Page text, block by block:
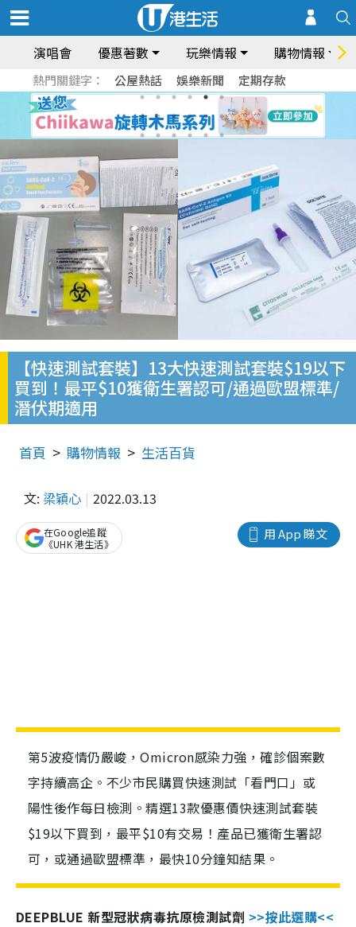
演唱會 優惠著數 玩樂情報 購物情報
熱門關鍵字： 公屋熱話 娛樂新聞 定期存款
【快速測試套裝】13大快速測試套裝$19以下
買到！最平$10獲衛生署認可/通過歐盟標準/
潛伏期適用
首頁 購物情報 生活百貨
文: 梁穎心 2022.03.13
用 App 睇文
在Google追蹤
《UHK 港生活》
第5波疫情仍嚴峻，Omicron感染力強，確診個案數
字持續高企。不少市民購買快速測試「看門口」或
陽性後作每日檢測。精選13款優惠價快速測試套裝
$19以下買到，最平$10有交易！產品已獲衛生署認
可，或通過歐盟標準，最快10分鐘知結果。
DEEPBLUE 新型冠狀病毒抗原檢測試劑 >>按此選購<<